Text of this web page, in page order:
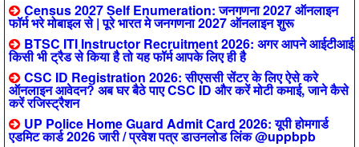
Census 2027 Self Enumeration: जनगणना 2027 ऑनलाइन
फॉर्म भरे मोबाइल से | पूरे भारत मे जनगणना 2027 ऑनलाइन शुरू
BTSC ITI Instructor Recruitment 2026: अगर आपने आईटीआई
किसी भी ट्रैड से किया है तो यह फॉर्म आपके लिए ही है
CSC ID Registration 2026: सीएससी सेंटर के लिए ऐसे करे
ऑनलाइन आवेदन? अब घर बैठे पाए CSC ID और करें मोटी कमाई, जाने कैसे
करें रजिस्ट्रैशन
UP Police Home Guard Admit Card 2026: यूपी होमगार्ड
एडमिट कार्ड 2026 जारी / प्रवेश पत्र डाउनलोड लिंक @uppbpb